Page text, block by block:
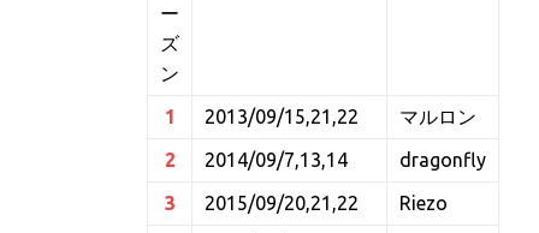
ー
ズ
ン
1 2013/09/15,21,22
マルロン
2
2014/09/7,13,14
dragonfly
3
2015/09/20,21,22
Riezo